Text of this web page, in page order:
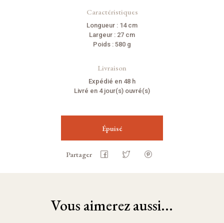
Caractéristiques
Longueur : 14 cm
Largeur : 27 cm
Poids : 580 g
Livraison
Expédié en 48 h
Livré en 4 jour(s) ouvré(s)
Épuisé
Partager
Vous aimerez aussi...